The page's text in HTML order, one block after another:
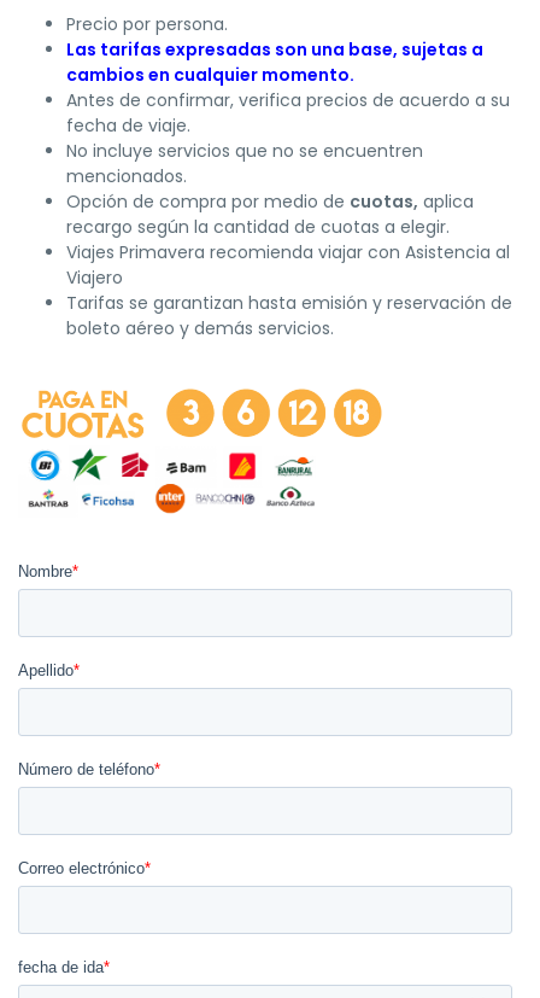
Precio por persona.
Las tarifas expresadas son una base, sujetas a
cambios en cualquier momento.
Antes de confirmar, verifica precios de acuerdo a su
fecha de viaje.
No incluye servicios que no se encuentren
mencionados.
Opción de compra por medio de cuotas, aplica
recargo según la cantidad de cuotas a elegir.
Viajes Primavera recomienda viajar con Asistencia al
Viajero
Tarifas se garantizan hasta emisión y reservación de
boleto aéreo y demás servicios.